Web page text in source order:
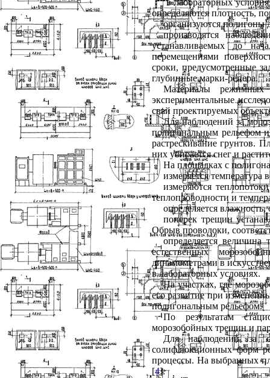
определяются плотность,
организуются полигоны
производятся
устанавливаемых до
перемещениями
сроки, предусмотренные
глубинные марки-репера.
Материалы режимных
экспериментальные
свай проектируемых
Для наблюдений за
полигональным рельефом и
растрескивание грунтов.
них убирается снег и
На площадках с
измеряется температура
измеряются
теплопроводности и
определяется
поперек трещин
Обрыв проволоки,
определяется
естественных
динамометрами в
в лабораторных условиях.
На участках, где
его развитие при
полигональным рельефом.
По результатам
морозобойных трещин и
Для наблюдений за
солифлюкционных форм
процессы. На выбранных
[4]: